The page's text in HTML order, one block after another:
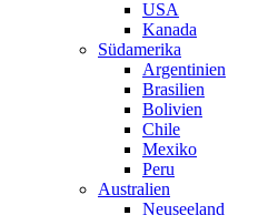
USA
Kanada
Südamerika
Argentinien
Brasilien
Bolivien
Chile
Mexiko
Peru
Australien
Neuseeland